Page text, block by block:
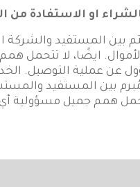
او الاستفادة من
بين المستفيد والشركة
الأموال. ايضًا، لا
عن عملية التوصيل.
مُبرم بين المستفيد
همم جميل مسؤولية